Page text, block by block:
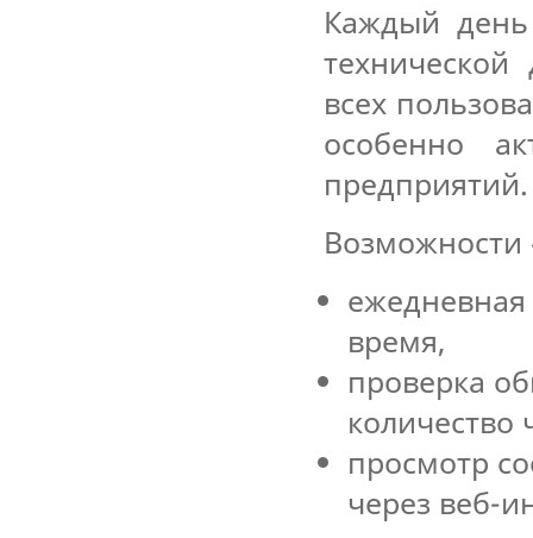
Каждый
технической
всех
особенно
предприятий.
время,
проверка
количество
просмотр
через веб-